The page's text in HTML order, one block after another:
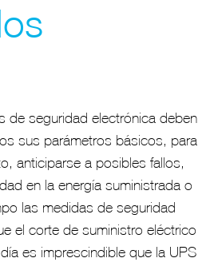
de seguridad electrónica deben
sus parámetros básicos, para
anticiparse a posibles fallos,
en la energía suministrada o
las medidas de seguridad
el corte de suministro eléctrico
es imprescindible que la UPS